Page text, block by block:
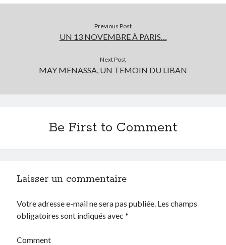
Previous Post
UN 13 NOVEMBRE À PARIS…
Next Post
MAY MENASSA, UN TEMOIN DU LIBAN
Be First to Comment
Laisser un commentaire
Votre adresse e-mail ne sera pas publiée. Les champs
obligatoires sont indiqués avec*
Comment